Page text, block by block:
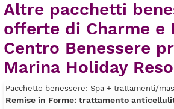
Altre pacchetti
offerte di Charme e
Centro Benessere
Marina Holiday
Pacchetto benessere: Spa + trattamenti/
Remise in Forme: trattamento